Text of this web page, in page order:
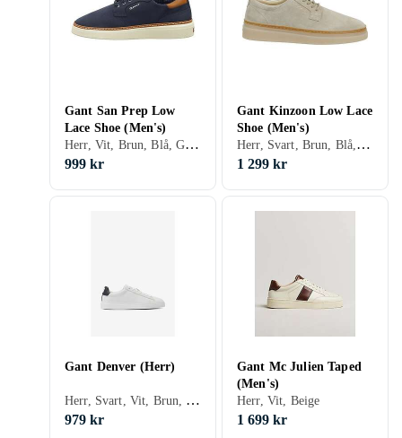
Gant San Prep Low
Lace Shoe (Men's)
Herr, Vit, Brun, Blå, Grön, Beige, Khaki, Snöre
999 kr
Gant Kinzoon Low Lace
Shoe (Men's)
Herr, Svart, Brun, Blå, Snöre
1 299 kr
Gant Denver (Herr)
Herr, Svart, Vit, Brun, Blå, Grön, Snöre
979 kr
Gant Mc Julien Taped
(Men's)
Herr, Vit, Beige
1 699 kr